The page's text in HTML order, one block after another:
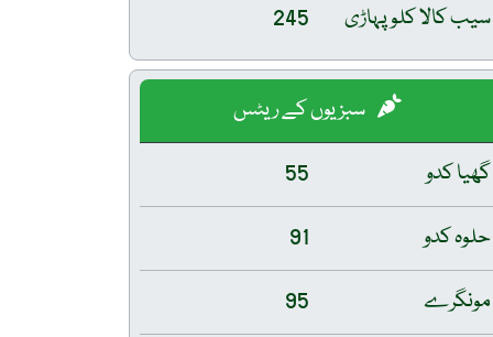
سیب کالا کلو پہاڑی
245
سبزیوں کے ریٹس
گھیا کدو
55
حلوہ کدو
91
مونگرے
95